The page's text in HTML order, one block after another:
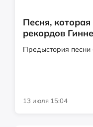
Песня,
рекордов
Предыстория
13 июля 15:04